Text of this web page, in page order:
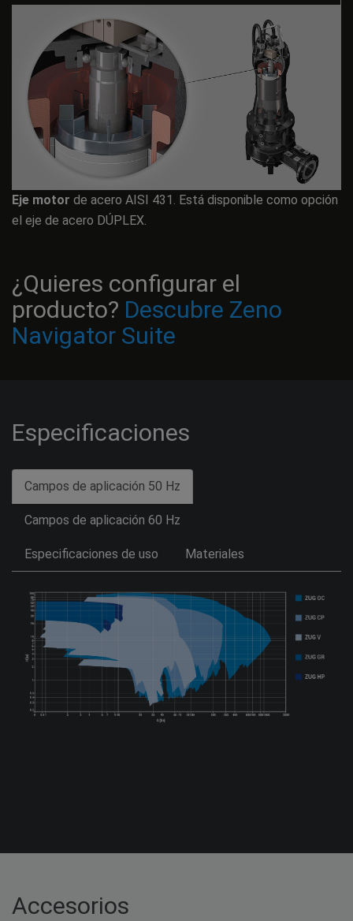
Sistema de refrigeración patentado
Sistema de corte Chopper
ATEX
Eje motor de acero AISI 431. Está disponible como opción
el eje de acero DÚPLEX.
¿Quieres configurar el
producto? Descubre Zeno
Navigator Suite
Especificaciones
Campos de aplicación 50 Hz
Campos de aplicación 60 Hz
Especificaciones de uso Materiales
Accesorios